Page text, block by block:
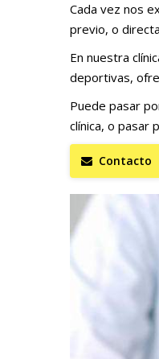
Cada vez nos
previo, o
En nuestra
deportivas,
Puede pasar
clínica, o pasar
Contacto